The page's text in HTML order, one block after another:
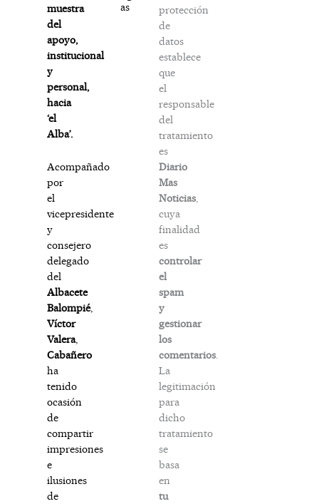
muestra
del
apoyo,
institucional
y
personal,
hacia
‘el
Alba’.
Acompañado
por
el
vicepresidente
y
consejero
delegado
del
Albacete
Balompié,
Víctor
Valera,
Cabañero
ha
tenido
ocasión
de
compartir
impresiones
e
ilusiones
de
as
protección
de
datos
establece
que
el
responsable
del
tratamiento
es
Diario
Mas
Noticias
cuya
finalidad
es
controlar
el
spam
y
gestionar
los
comentarios
La
legitimación
para
dicho
tratamiento
se
basa
en
tu